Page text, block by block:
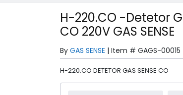
H-220.CO -Detetor
CO 220V GAS SENSE
By GAS SENSE | Item # GAGS-00015
H-220.CO DETETOR GAS SENSE CO